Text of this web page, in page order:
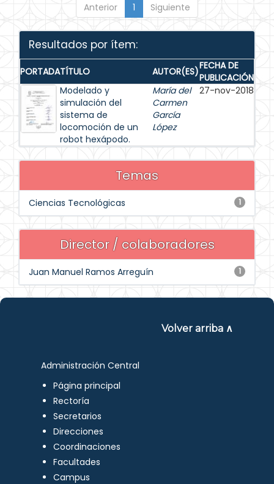
Anterior 1 Siguiente
Resultados por ítem:
PORTADATÍTULO AUTOR(ES)FECHA DE
PUBLICACIÓN
Modelado y
simulación del
sistema de
locomoción de un
robot hexápodo.
María del
Carmen
García
López
27-nov-2018
Temas
1
Ciencias Tecnológicas
Director / colaboradores
1
Juan Manuel Ramos Arreguín
Volver arriba ∧
Administración Central
Página principal
Rectoría
Secretarios
Direcciones
Coordinaciones
Facultades
Campus